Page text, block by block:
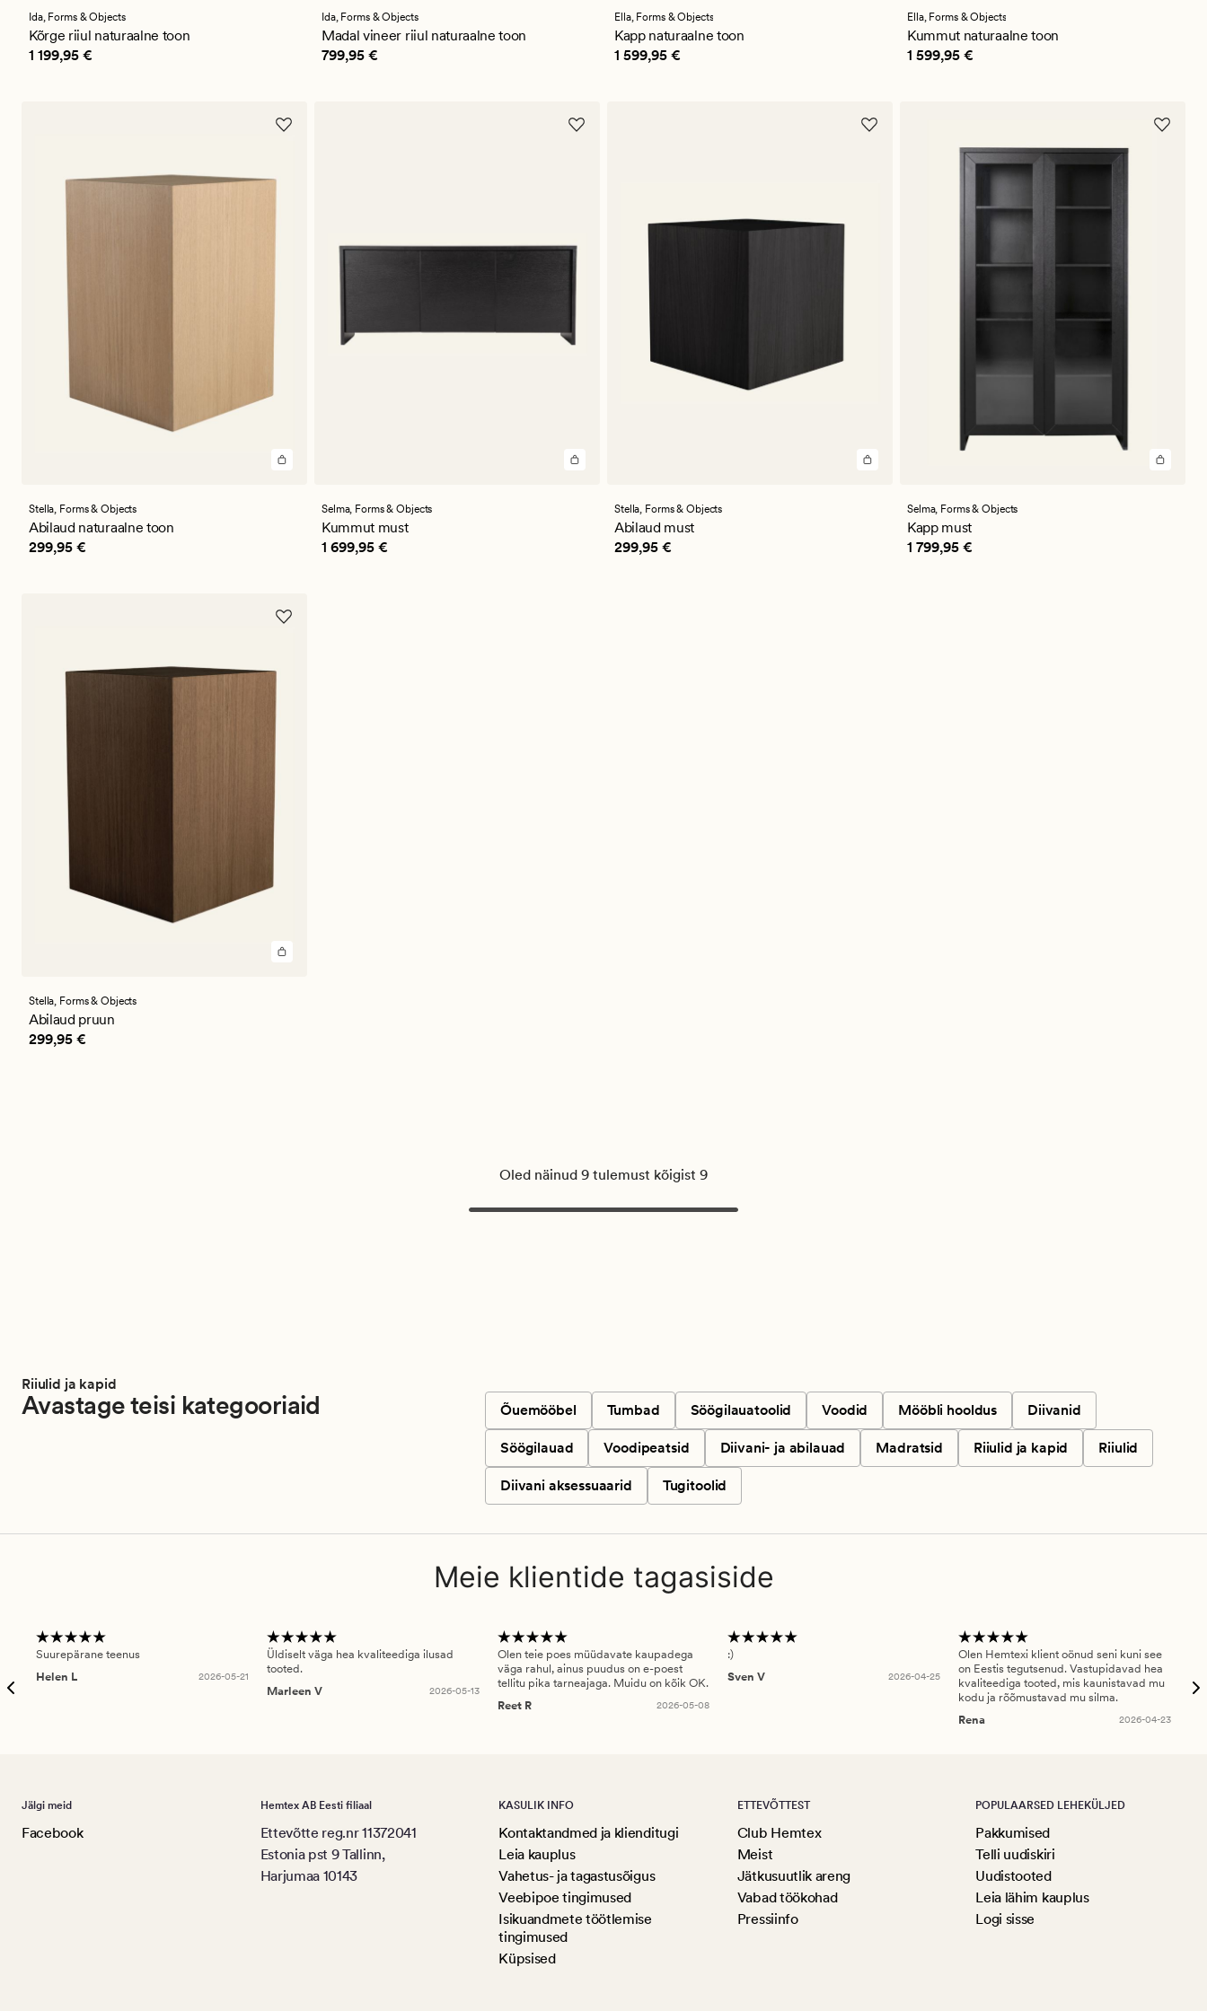
hinnanguga
4
Ida, Forms & Objects
Kõrge riiul naturaalne toon
Pris_ee 1 199,95 €
1 199,95 €
hinnanguga
4.5
Ida, Forms & Objects
Madal vineer riiul naturaalne toon
Pris_ee 799,95 €
799,95 €
hinnanguga
5
Ella, Forms & Objects
Kapp naturaalne toon
Pris_ee 1 599,95 €
1 599,95 €
hinnanguga
5
Ella, Forms & Objects
Kummut naturaalne toon
Pris_ee 1 599,95 €
1 599,95 €
Stella, Forms & Objects
Abilaud naturaalne toon
Pris_ee 299,95 €
299,95 €
Selma, Forms & Objects
Kummut must
Pris_ee 1 699,95 €
1 699,95 €
Stella, Forms & Objects
Abilaud must
Pris_ee 299,95 €
299,95 €
Selma, Forms & Objects
Kapp must
Pris_ee 1 799,95 €
1 799,95 €
Stella, Forms & Objects
Abilaud pruun
Pris_ee 299,95 €
299,95 €
Oled näinud 9 tulemust kõigist 9
Riiulid ja kapid
Avastage teisi kategooriaid Õuemööbel Tumbad Söögilauatoolid Voodid Mööbli hooldus Diivanid
Söögilauad Voodipeatsid Diivani- ja abilauad Madratsid Riiulid ja kapid Riiulid
Diivani aksessuaarid Tugitoolid
Meie klientide tagasiside
Suurepärane teenus
Helen L
2026-05-21
Üldiselt väga hea kvaliteediga ilusad
tooted.
Marleen V
2026-05-13
Olen teie poes müüdavate kaupadega
väga rahul, ainus puudus on e-poest
tellitu pika tarneajaga. Muidu on kõik OK.
Reet R
2026-05-08
:)
Sven V
2026-04-25
Olen Hemtexi klient oönud seni kuni see
on Eestis tegutsenud. Vastupidavad hea
kvaliteediga tooted, mis kaunistavad mu
kodu ja rõõmustavad mu silma.
Rena
2026-04-23
Jälgi meid
Facebook
Hemtex AB Eesti filiaal
Ettevõtte reg.nr 11372041
Estonia pst 9 Tallinn,
Harjumaa 10143
KASULIK INFO
Kontaktandmed ja klienditugi
Leia kauplus
Vahetus- ja tagastusõigus
Veebipoe tingimused
Isikuandmete töötlemise
tingimused
Küpsised
ETTEVÕTTEST
Club Hemtex
Meist
Jätkusuutlik areng
Vabad töökohad
Pressiinfo
POPULAARSED LEHEKÜLJED
Pakkumised
Telli uudiskiri
Uudistooted
Leia lähim kauplus
Logi sisse